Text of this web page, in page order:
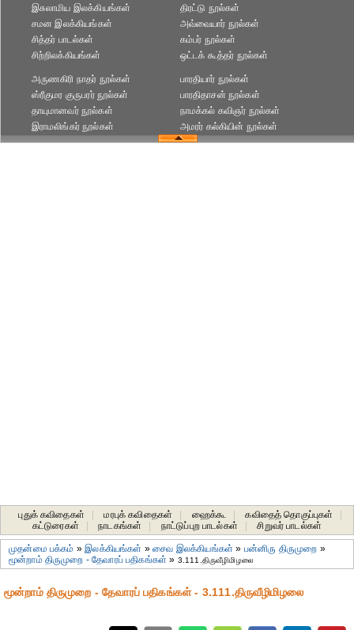
இசுலாமிய இலக்கியங்கள்
சமன இலக்கியங்கள்
சித்தர் பாடல்கள்
சிற்றிலக்கியங்கள்
திரட்டு நூல்கள்
அவ்வையார் நூல்கள்
கம்பர் நூல்கள்
ஒட்டக் கூத்தர் நூல்கள்
அருணகிரி நாதர் நூல்கள்
ஸ்ரீகுமர குருபரர் நூல்கள்
தாயுமானவர் நூல்கள்
இராமலிங்கர் நூல்கள்
பாரதியார் நூல்கள்
பாரதிதாசன் நூல்கள்
நாமக்கல் கவிஞர் நூல்கள்
அமரர் கல்கியின் நூல்கள்
புதுக் கவிதைகள் மரபுக் கவிதைகள் ஹைக்கூ கவிதைத் தொகுப்புகள்
கட்டுரைகள்
நாடகங்கள் நாட்டுப்புற பாடல்கள் சிறுவர் பாடல்கள்
முதன்மை பக்கம் »இலக்கியங்கள் »சைவ இலக்கியங்கள் » பன்னிரு திருமுறை »
மூன்றாம் திருமுறை - தேவாரப் பதிகங்கள் » 3.111.திருவீழிமிழலை
மூன்றாம் திருமுறை - தேவாரப் பதிகங்கள் - 3.111.திருவீழிமிழலை